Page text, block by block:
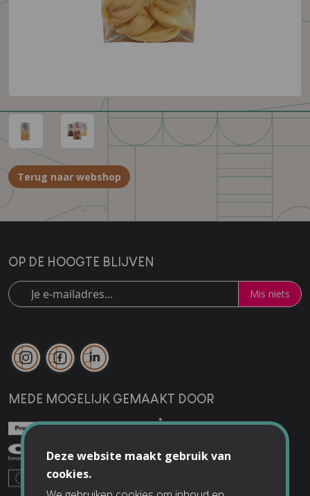
Terug naar webshop
MEDE MOGELIJK GEMAAKT DOOR
OP DE HOOGTE BLIJVEN
Mis niets
Deze website maakt gebruik van
cookies.